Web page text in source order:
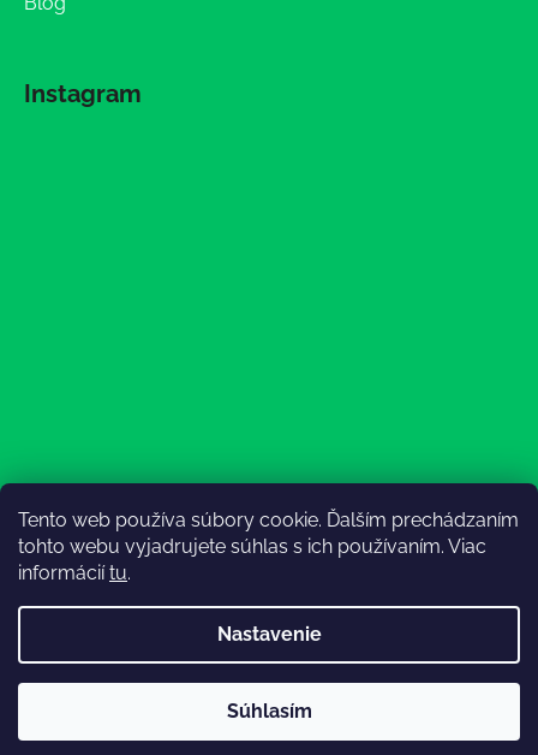
Tento web používa súbory cookie. Ďalším prechádzaním
tohto webu vyjadrujete súhlas s ich používaním. Viac
informáciítu.
Nastavenie
Súhlasím
nedostupná (na email reagujeme nonstop), expedícia ako
obvykle💚Ďakujeme, že ste s nami💚
Instagram
Sledovať na Instagrame